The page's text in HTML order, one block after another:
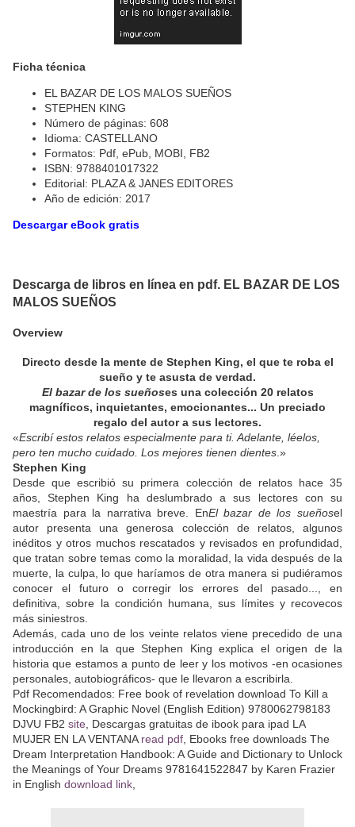
Ficha técnica
EL BAZAR DE LOS MALOS SUEÑOS
STEPHEN KING
Número de páginas: 608
Idioma: CASTELLANO
Formatos: Pdf, ePub, MOBI, FB2
ISBN: 9788401017322
Editorial: PLAZA & JANES EDITORES
Año de edición: 2017
Descargar eBook gratis
Descarga de libros en línea en pdf. EL BAZAR DE LOS
MALOS SUEÑOS
Overview
Directo desde la mente de Stephen King, el que te roba el
sueño y te asusta de verdad.
El bazar de los sueñoses una colección 20 relatos
magníficos, inquietantes, emocionantes... Un preciado
regalo del autor a sus lectores.
«Escribí estos relatos especialmente para ti. Adelante, léelos,
pero ten mucho cuidado. Los mejores tienen dientes.»
Stephen King
Desde que escribió su primera colección de relatos hace 35
años, Stephen King ha deslumbrado a sus lectores con su
maestría para la narrativa breve. EnEl bazar de los sueñosel
autor presenta una generosa colección de relatos, algunos
inéditos y otros muchos rescatados y revisados en profundidad,
que tratan sobre temas como la moralidad, la vida después de la
muerte, la culpa, lo que haríamos de otra manera si pudiéramos
conocer el futuro o corregir los errores del pasado..., en
definitiva, sobre la condición humana, sus límites y recovecos
más siniestros.
Además, cada uno de los veinte relatos viene precedido de una
introducción en la que Stephen King explica el origen de la
historia que estamos a punto de leer y los motivos -en ocasiones
personales, autobiográficos- que le llevaron a escribirla.
Pdf Recomendados: Free book of revelation download To Kill a
Mockingbird: A Graphic Novel (English Edition) 9780062798183
DJVU FB2 site, Descargas gratuitas de ibook para ipad LA
MUJER EN LA VENTANAread pdf, Ebooks free downloads The
Dream Interpretation Handbook: A Guide and Dictionary to Unlock
the Meanings of Your Dreams 9781641522847 by Karen Frazier
in English download link,